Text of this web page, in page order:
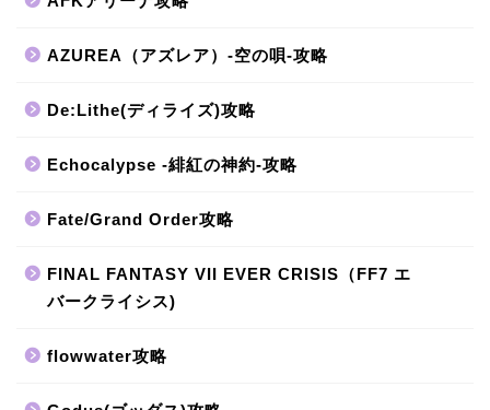
AZUREA（アズレア）-空の唄-攻略
De:Lithe(ディライズ)攻略
Echocalypse -緋紅の神約-攻略
Fate/Grand Order攻略
FINAL FANTASY VII EVER CRISIS（FF7 エ
バークライシス)
flowwater攻略